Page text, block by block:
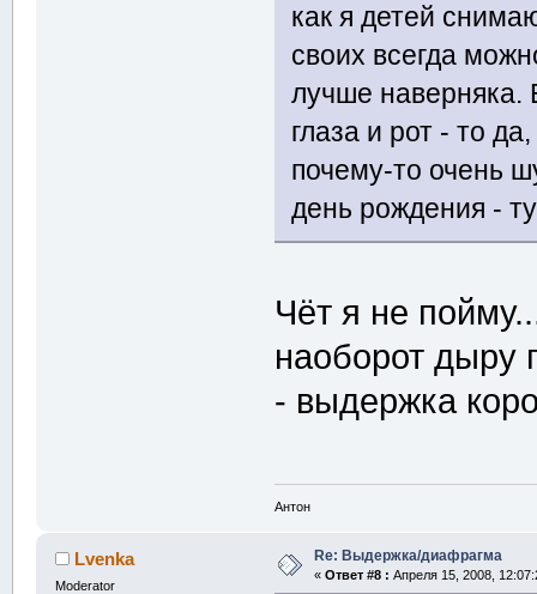
как я детей
своих всегда
лучше наверняка.
глаза и рот - то
почему-то очень
день рождения -
Чёт я не
наоборот дыру
- выдержка
Антон
Lvenka
Moderator
Re: Выдержка/диафрагма
« Ответ #8 : Апреля 15, 2008,